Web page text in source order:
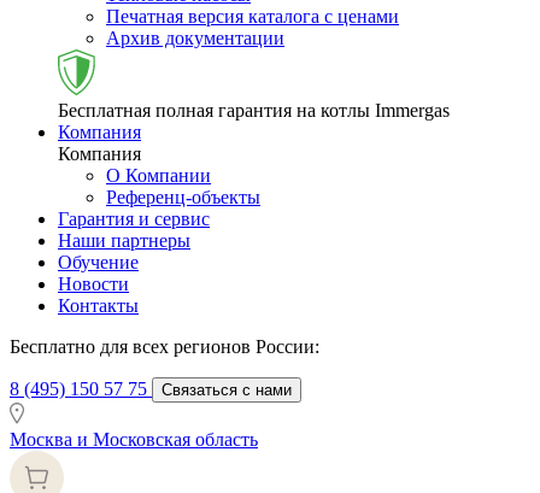
Печатная версия каталога с ценами
Архив документации
Бесплатная полная гарантия на котлы Immergas
Компания
Компания
О Компании
Референц-объекты
Гарантия и сервис
Наши партнеры
Обучение
Новости
Контакты
Бесплатно для всех регионов России:
8 (495) 150 57 75 Связаться с нами
Москва и Московская область